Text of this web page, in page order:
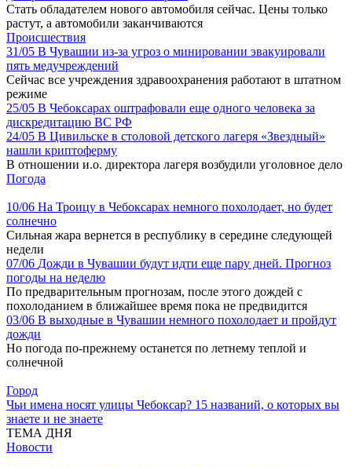
Стать обладателем нового автомобиля сейчас. Цены только
растут, а автомобили заканчиваются
Происшествия
31/05 В Чувашии из-за угроз о минировании эвакуировали
пять медучреждений
Сейчас все учреждения здравоохранения работают в штатном
режиме
25/05 В Чебоксарах оштрафовали еще одного человека за
дискредитацию ВС РФ
24/05 В Цивильске в столовой детского лагеря «Звездный»
нашли криптоферму
В отношении и.о. директора лагеря возбудили уголовное дело
Погода
10/06 На Троицу в Чебоксарах немного похолодает, но будет
солнечно
Сильная жара вернется в республику в середине следующей
недели
07/06 Дожди в Чувашии будут идти еще пару дней. Прогноз
погоды на неделю
По предварительным прогнозам, после этого дождей с
похолоданием в ближайшее время пока не предвидится
03/06 В выходные в Чувашии немного похолодает и пройдут
дожди
Но погода по-прежнему останется по летнему теплой и
солнечной
Город
Чьи имена носят улицы Чебоксар? 15 названий, о которых вы
знаете и не знаете
ТЕМА ДНЯ
Новости